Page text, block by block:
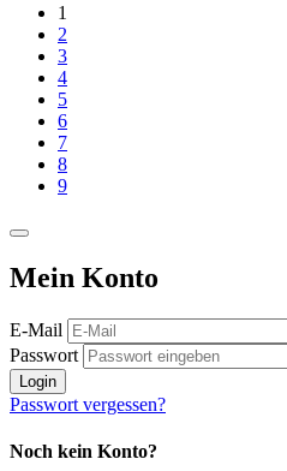
1
2
3
4
5
6
7
8
9
Mein Konto
E-Mail
Passwort
Login
Passwort vergessen?
Noch kein Konto?